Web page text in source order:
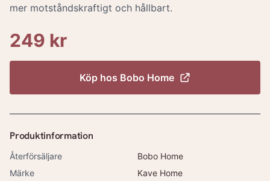
mer motståndskraftigt och hållbart.
249 kr
Köp hos Bobo Home
Produktinformation
Återförsäljare
Bobo Home
Märke
Kave Home